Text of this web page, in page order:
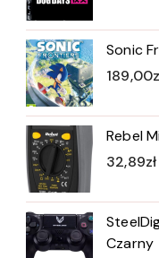
Sonic
189,00
Rebel
32,89zł
Czarny